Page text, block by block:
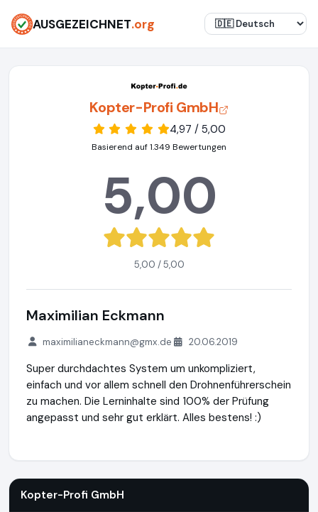
AUSGEZEICHNET.org
Kopter-Profi GmbH
4,97 / 5,00
Basierend auf 1.349 Bewertungen
5,00
5,00 / 5,00
Maximilian Eckmann
maximilianeckmann@gmx.de 20.06.2019
Super durchdachtes System um unkompliziert,
einfach und vor allem schnell den Drohnenführerschein
zu machen. Die Lerninhalte sind 100% der Prüfung
angepasst und sehr gut erklärt. Alles bestens! :)
Kopter-Profi GmbH